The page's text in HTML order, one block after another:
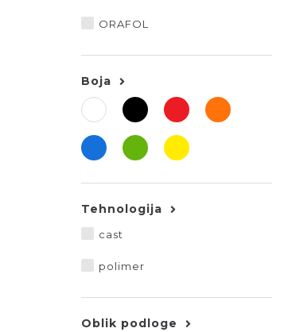
ORAFOL
Boja
Tehnologija
cast
polimer
Oblik podloge